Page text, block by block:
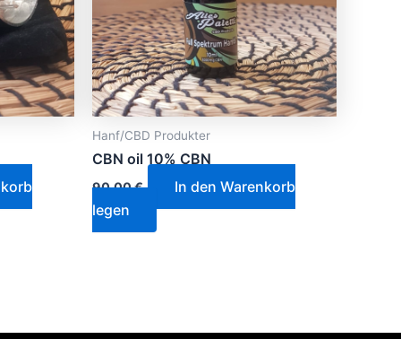
Hanf/CBD Produkter
CBN oil 10% CBN
90,00€
In den Warenkorb
legen